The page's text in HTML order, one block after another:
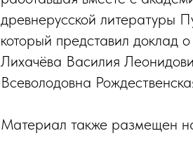
древнерусской литературы
который представил доклад
Лихачёва Василия
Всеволодовна
Материал также размещен